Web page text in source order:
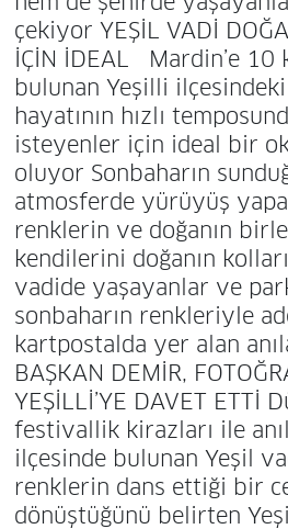
çekiyor YEŞİL VADİ
İÇİN İDEAL Mardin’e 10
bulunan Yeşilli
hayatının hızlı
isteyenler için ideal bir
oluyor Sonbaharın
atmosferde yürüyüş
renklerin ve doğanın
kendilerini doğanın
vadide yaşayanlar ve
sonbaharın renkleriyle
kartpostalda yer alan
BAŞKAN DEMİR,
YEŞİLLİ’YE DAVET ETTİ
festivallik kirazları ile
ilçesinde bulunan Yeşil
renklerin dans ettiği bir
dönüştüğünü belirten